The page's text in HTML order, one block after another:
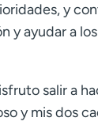
y
y ayudar a
salir a
y mis dos